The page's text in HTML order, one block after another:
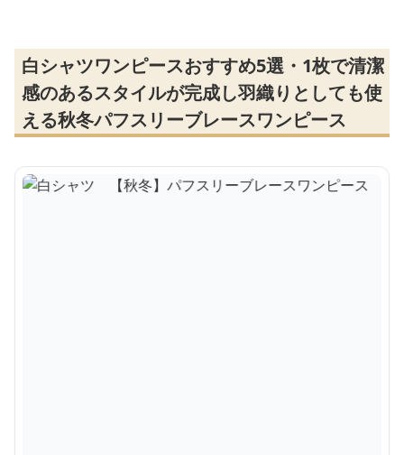
白シャツワンピースおすすめ5選・1枚で清潔
感のあるスタイルが完成し羽織りとしても使
える秋冬パフスリーブレースワンピース